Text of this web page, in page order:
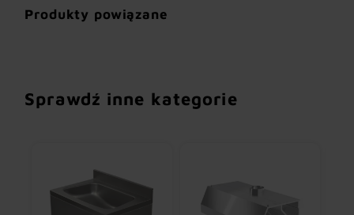
Produkty powiązane
Sprawdź inne kategorie